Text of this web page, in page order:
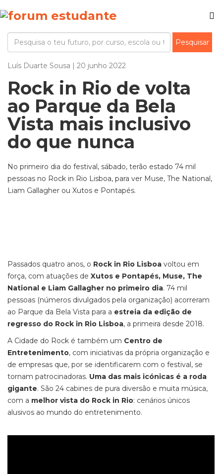
Luís Duarte Sousa | 20 junho 2022
Rock in Rio de volta
ao Parque da Bela
Vista mais inclusivo
do que nunca
No primeiro dia do festival, sábado, terão estado 74 mil
pessoas no Rock in Rio Lisboa, para ver Muse, The National,
Liam Gallagher ou Xutos e Pontapés.
Passados quatro anos, o Rock in Rio Lisboa voltou em
força, com atuações de Xutos e Pontapés, Muse, The
National e Liam Gallagher no primeiro dia. 74 mil
pessoas (números divulgados pela organização) acorreram
ao Parque da Bela Vista para a estreia da edição de
regresso do Rock in Rio Lisboa, a primeira desde 2018.
A Cidade do Rock é também um Centro de
Entretenimento, com iniciativas da própria organização e
de empresas que, por se identificarem com o festival, se
tornam patrocinadoras. Uma das mais icónicas é a roda
gigante. São 24 cabines de pura diversão e muita música,
com a melhor vista do Rock in Rio: cenários únicos
alusivos ao mundo do entretenimento.